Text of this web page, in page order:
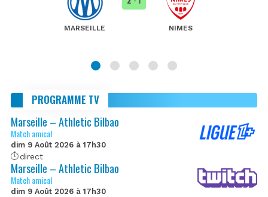
MARSEILLE NIMES
PROGRAMME TV
Marseille – Athletic Bilbao
Match amical
dim 9 Août 2026 à 17h30
direct
Marseille – Athletic Bilbao
Match amical
dim 9 Août 2026 à 17h30